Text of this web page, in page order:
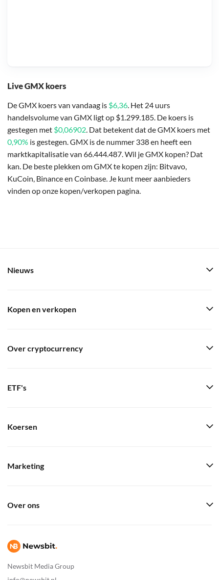
Live GMX koers
De GMX koers van vandaag is $6,36. Het 24 uurs
handelsvolume van GMX ligt op $1.299.185. De koers is
gestegen met $0,06902. Dat betekent dat de GMX koers met
0,90% is gestegen. GMX is de nummer 338 en heeft een
marktkapitalisatie van 66.444.487. Wil je GMX kopen? Dat
kan. De beste plekken om GMX te kopen zijn: Bitvavo,
KuCoin, Binance en Coinbase. Je kunt meer aanbieders
vinden op onze kopen/verkopen pagina.
Newsbit Media Group
Nieuws
Kopen en verkopen
Over cryptocurrency
ETF's
Koersen
Marketing
Over ons